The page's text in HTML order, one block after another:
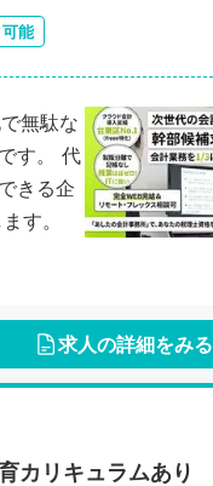
能
無駄な
す。 代
きる企
す。
求人の詳細をみる
カリキュラムあり